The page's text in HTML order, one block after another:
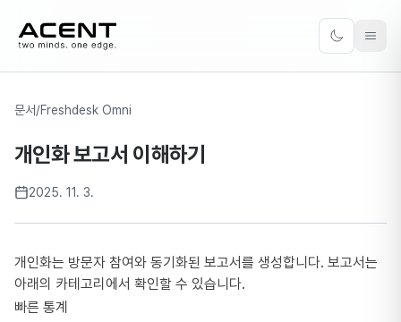
ACENT
Toggle
문서/Freshdesk Omni
개인화 보고서 이해하기
2025. 11. 3.
개인화는 방문자 참여와 동기화된 보고서를 생성합니다. 보고서는
아래의 카테고리에서 확인할 수 있습니다.
빠른 통계